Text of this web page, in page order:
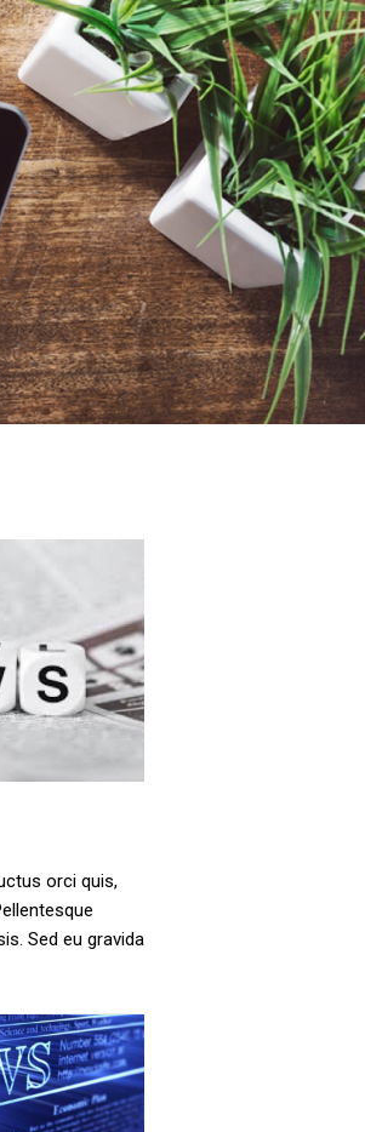
orci quis,
Sed eu gravida